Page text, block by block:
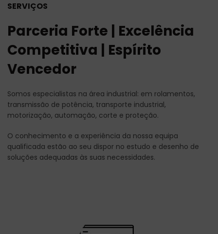
SERVIÇOS
Parceria Forte | Excelência
Competitiva | Espírito
Vencedor
Somos especialistas na área industrial: em rolamentos,
transmissão de potência, transporte industrial,
motorização, automação, corte e proteção.
O conhecimento e a experiência da nossa equipa
qualificada estão ao seu dispor no estudo e desenho de
soluções adequadas às suas necessidades.